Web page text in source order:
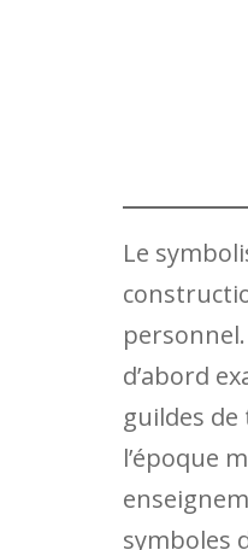
Le
d’abord
guildes
l’époque
symboles